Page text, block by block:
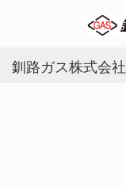
釧路ガス株式会社